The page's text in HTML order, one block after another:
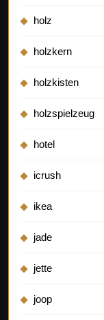
holz
holzkern
holzkisten
holzspielzeug
hotel
icrush
ikea
jade
jette
joop